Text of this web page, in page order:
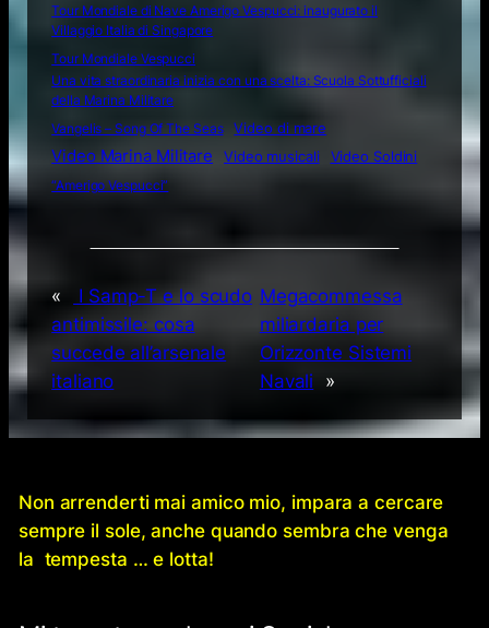
Tour Mondiale di Nave Amerigo Vespucci: inaugurato il
Villaggio Italia di Singapore
Tour Mondiale Vespucci
Una vita straordinaria inizia con una scelta: Scuola Sottufficiali
della Marina Militare
Vangelis – Song Of The Seas
Video di mare
Video Marina Militare Video musicali
Video Soldini
“Amerigo Vespucci”
«
I Samp-T e lo scudo
antimissile: cosa
succede all’arsenale
italiano
Megacommessa
miliardaria per
Orizzonte Sistemi
Navali
»
Non arrenderti mai amico mio, impara a cercare
sempre il sole, anche quando sembra che venga
la tempesta … e lotta!